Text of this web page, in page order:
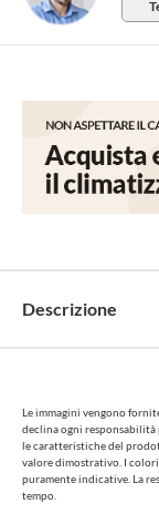
Descrizione
Le immagini vengono
declina ogni responsabilità
le caratteristiche del
valore dimostrativo. I
puramente indicative. La
tempo.